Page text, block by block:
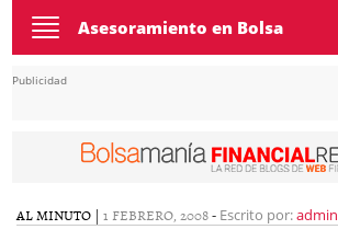
Toggle
navigation
Asesoramiento en Bolsa
Publicidad
AL MINUTO | 1 FEBRERO, 2008- Escrito por:admin